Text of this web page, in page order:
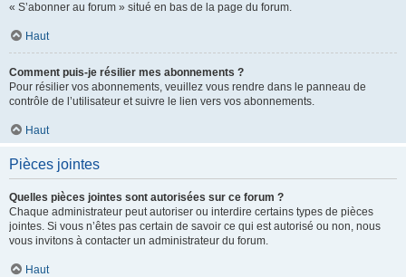
« S’abonner au forum » situé en bas de la page du forum.
Haut
Comment puis-je résilier mes abonnements ?
Pour résilier vos abonnements, veuillez vous rendre dans le panneau de
contrôle de l’utilisateur et suivre le lien vers vos abonnements.
Haut
Pièces jointes
Quelles pièces jointes sont autorisées sur ce forum ?
Chaque administrateur peut autoriser ou interdire certains types de pièces
jointes. Si vous n’êtes pas certain de savoir ce qui est autorisé ou non, nous
vous invitons à contacter un administrateur du forum.
Haut